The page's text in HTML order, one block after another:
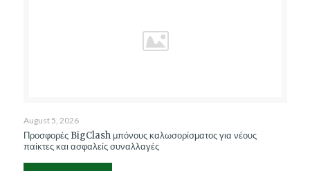
August 5, 2026
Προσφορές BigClash μπόνους καλωσορίσματος για νέους
παίκτες και ασφαλείς συναλλαγές